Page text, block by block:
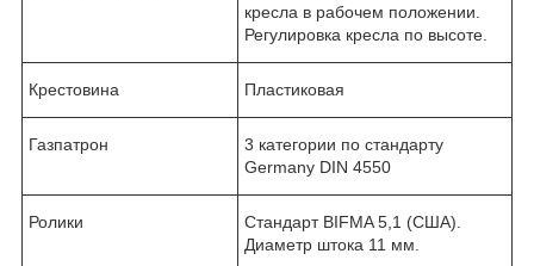
кресла в рабочем положении.
Регулировка кресла по высоте.
Крестовина Пластиковая
Газпатрон
3 категории по стандарту
Germany DIN 4550
Ролики
Стандарт BIFMA 5,1 (США).
Диаметр штока 11 мм.